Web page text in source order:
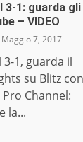
3-1: guarda gli
– VIDEO
Maggio 7, 2017
1, guarda il
su Blitz con
Channel:
la...